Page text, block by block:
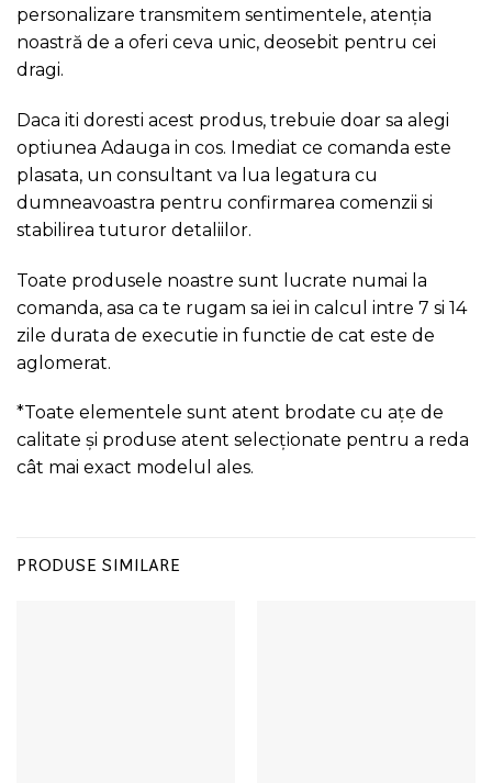
personalizare transmitem sentimentele, atenția
noastră de a oferi ceva unic, deosebit pentru cei
dragi.
Daca iti doresti acest produs, trebuie doar sa alegi
optiunea Adauga in cos. Imediat ce comanda este
plasata, un consultant va lua legatura cu
dumneavoastra pentru confirmarea comenzii si
stabilirea tuturor detaliilor.
Toate produsele noastre sunt lucrate numai la
comanda, asa ca te rugam sa iei in calcul intre 7 si 14
zile durata de executie in functie de cat este de
aglomerat.
*Toate elementele sunt atent brodate cu ațe de
calitate și produse atent selecționate pentru a reda
cât mai exact modelul ales.
PRODUSE SIMILARE